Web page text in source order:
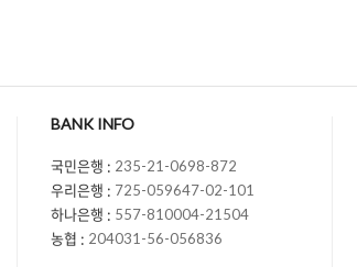
BANK INFO
국민은행 : 235-21-0698-872
우리은행 : 725-059647-02-101
하나은행 : 557-810004-21504
농협 : 204031-56-056836